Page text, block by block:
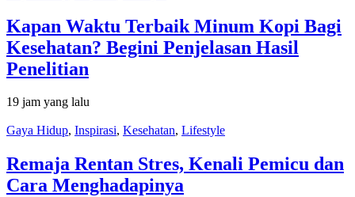
Kapan Waktu Terbaik Minum Kopi Bagi
Kesehatan? Begini Penjelasan Hasil
Penelitian
19 jam yang lalu
Gaya Hidup, Inspirasi, Kesehatan, Lifestyle
Remaja Rentan Stres, Kenali Pemicu dan
Cara Menghadapinya